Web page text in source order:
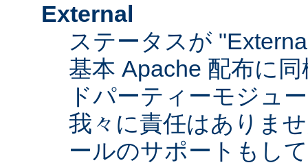
External
ステータスが
基本 Apache 配布に
ドパーティーモジュ
我々に責任はありま
ールのサポートもし